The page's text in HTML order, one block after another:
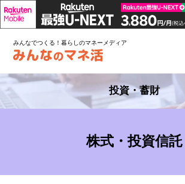
みんなでつくる！暮らしのマネーメディア
投資・蓄財
株式・投資信託